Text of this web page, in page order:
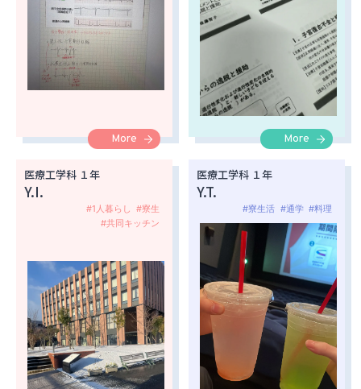
More More
医療工学科 １年
Y.I.
#1人暮らし #寮生
#共同キッチン
医療工学科 １年
Y.T.
#寮生活 #通学 #料理